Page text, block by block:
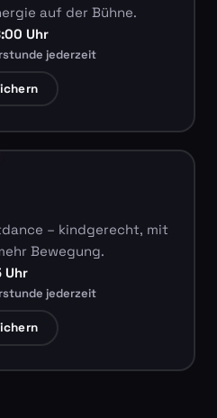
auf der Bühne.
Uhr
jederzeit
– kindgerecht, mit
Bewegung.
Uhr
jederzeit